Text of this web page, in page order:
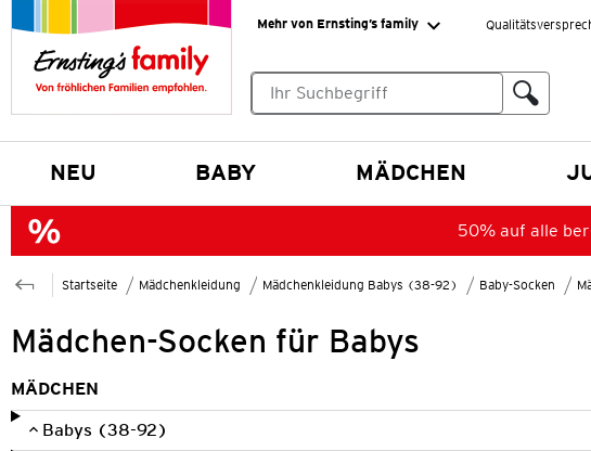
Mehr von Ernsting’s family
NEU BABY MÄDCHEN
50% auf alle
Startseite Mädchenkleidung Mädchenkleidung Babys (38-92) Baby-Socken
Mädchen-Socken für Babys
MÄDCHEN
Babys (38-92)